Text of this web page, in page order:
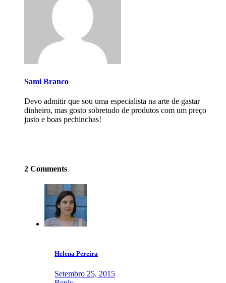
Sami Branco
Devo admitir que sou uma especialista na arte de gastar
dinheiro, mas gosto sobretudo de produtos com um preço
justo e boas pechinchas!
2 Comments
Helena Pereira
Setembro 25, 2015